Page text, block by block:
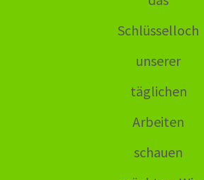
Schlüsselloch
unserer
täglichen
Arbeiten
schauen